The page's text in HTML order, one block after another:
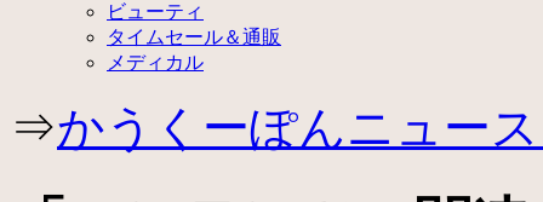
ッ
ビューティ
タイムセール＆通販
メディカル
⇒かうくーぽんニュー